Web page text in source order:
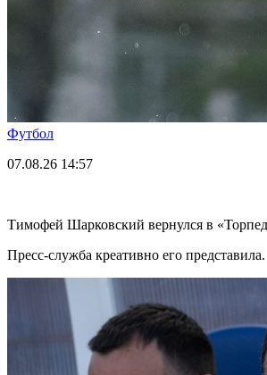
Футбол
07.08.26 14:57
Тимофей Шарковский вернулся в
Пресс-служба креативно его представила.